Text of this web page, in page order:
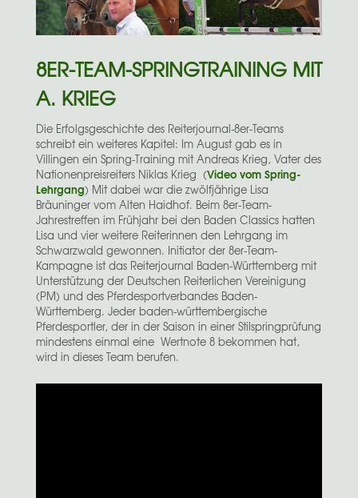
8ER-TEAM-SPRINGTRAINING MIT
A. KRIEG
Die Erfolgsgeschichte des Reiterjournal-8er-Teams
schreibt ein weiteres Kapitel: Im August gab es in
Villingen ein Spring-Training mit Andreas Krieg, Vater des
Nationenpreisreiters Niklas Krieg (Video vom Spring-
Lehrgang) Mit dabei war die zwölfjährige Lisa
Bräuninger vom Alten Haidhof. Beim 8er-Team-
Jahrestreffen im Frühjahr bei den Baden Classics hatten
Lisa und vier weitere Reiterinnen den Lehrgang im
Schwarzwald gewonnen. Initiator der 8er-Team-
Kampagne ist das Reiterjournal Baden-Württemberg mit
Unterstützung der Deutschen Reiterlichen Vereinigung
(PM) und des Pferdesportverbandes Baden-
Württemberg. Jeder baden-württembergische
Pferdesportler, der in der Saison in einer Stilspringprüfung
mindestens einmal eine Wertnote 8 bekommen hat,
wird in dieses Team berufen.